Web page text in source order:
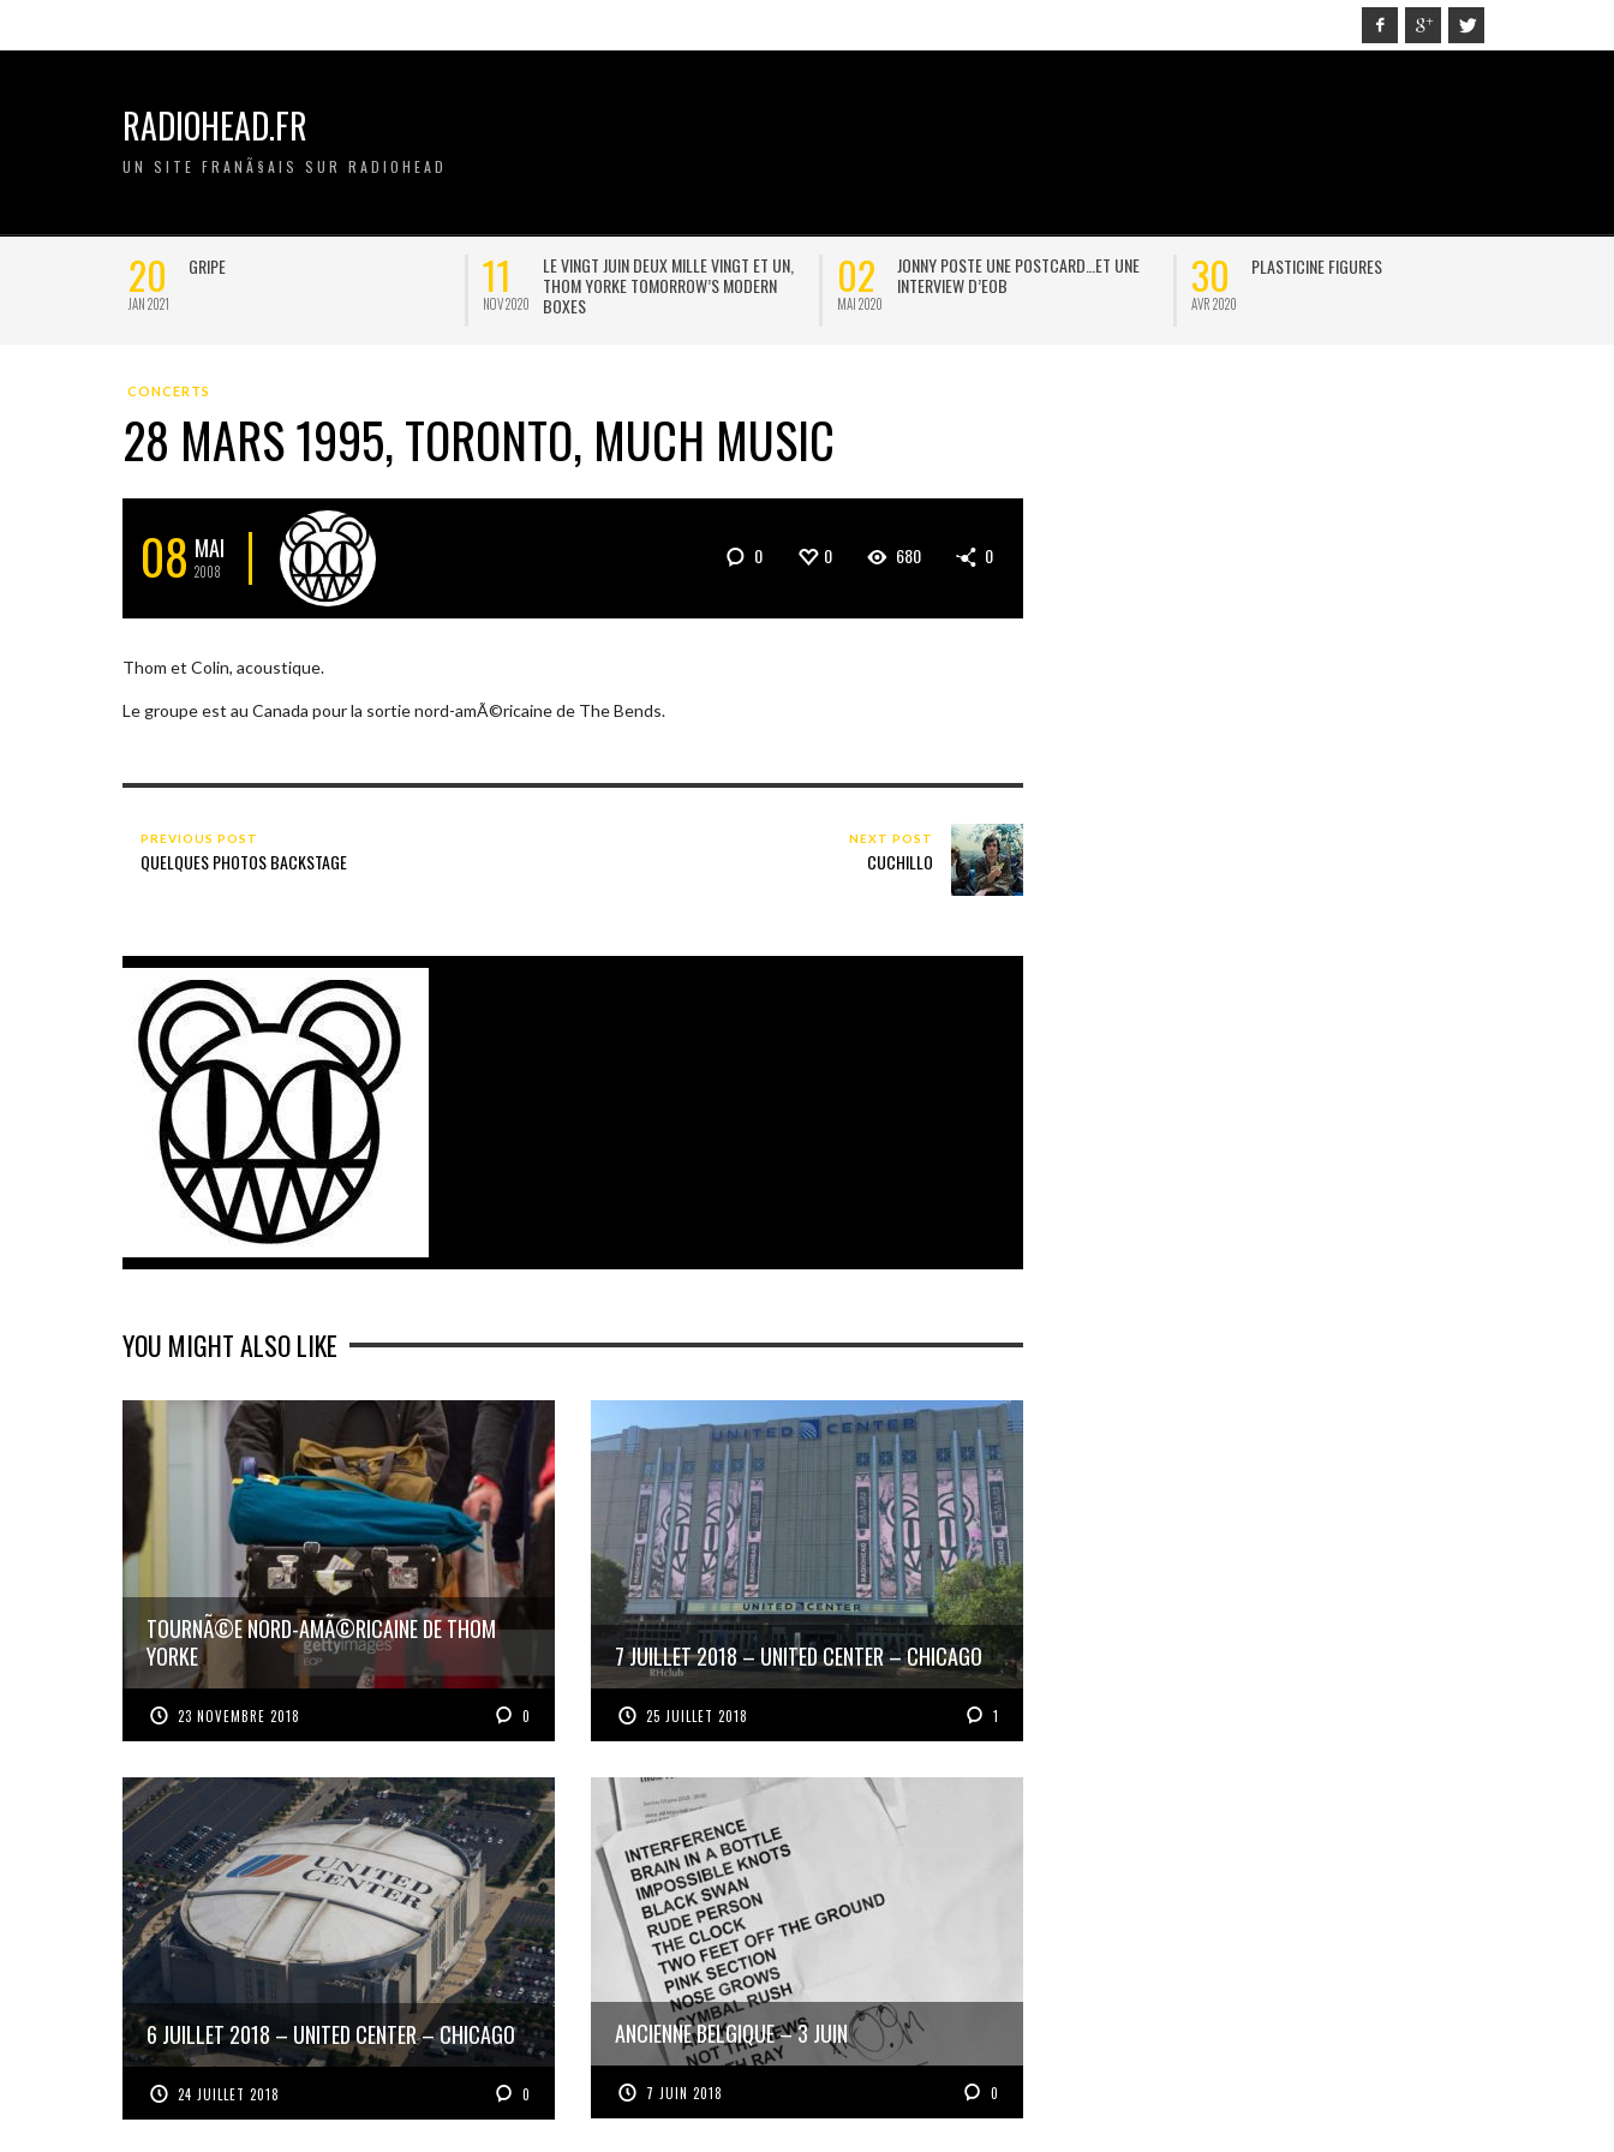
RADIOHEAD.FR
UN SITE FRANÃ§AIS SUR RADIOHEAD
20
JAN 2021
GRIPE 11
NOV 2020
LE VINGT JUIN DEUX MILLE VINGT ET UN,
THOM YORKE TOMORROW’S MODERN
BOXES
02
MAI 2020
JONNY POSTE UNE POSTCARD…ET UNE
INTERVIEW D’EOB
30
AVR 2020
PLASTICINE FIGURES
CONCERTS
28 MARS 1995, TORONTO, MUCH MUSIC
08 MAI
2008
0 0 680 0
Thom et Colin, acoustique.
Le groupe est au Canada pour la sortie nord-amÃ©ricaine de The Bends.
PREVIOUS POST
QUELQUES PHOTOS BACKSTAGE
NEXT POST
CUCHILLO
YOU MIGHT ALSO LIKE
TOURNÃ©E NORD-AMÃ©RICAINE DE THOM
YORKE
23 NOVEMBRE 2018 0
7 JUILLET 2018 – UNITED CENTER – CHICAGO
25 JUILLET 2018 1
6 JUILLET 2018 – UNITED CENTER – CHICAGO
24 JUILLET 2018 0
ANCIENNE BELGIQUE – 3 JUIN
7 JUIN 2018 0